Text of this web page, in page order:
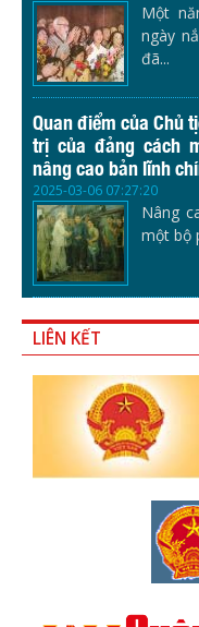
Một
ngày
đã...
Quan điểm của Chủ
trị của đảng cách
nâng cao bản lĩnh
2025-03-06 07:27:20
Nâng
một bộ
LIÊN KẾT